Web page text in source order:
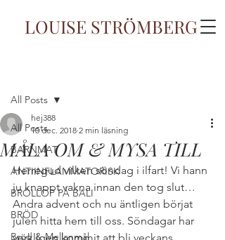
LOUISE STRÖMBERG
All Posts
BARNMAT
ANTIINFLAMMATORISK
BRÖLLOP PÅ BALI
BRÖD
Bröd & Mellanmål
All Posts
MÅLA OM & MYSA TILL
hej388
10 dec. 2018 2 min läsning
Herregud vilken söndag i ilfart! Vi hann
ju knappt vakna innan den tog slut…
Andra advent och nu äntligen börjat
julen hitta hem till oss. Söndagar har